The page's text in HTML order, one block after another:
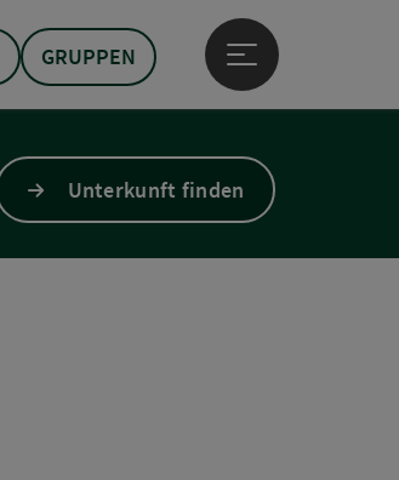
GRUPPEN
Hauptmenü öffnen
Unterkunft finden